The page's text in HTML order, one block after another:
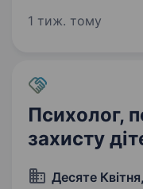
предметів та
Червоного Хреста
1 тиж. тому
Психолог,
захисту
Десяте